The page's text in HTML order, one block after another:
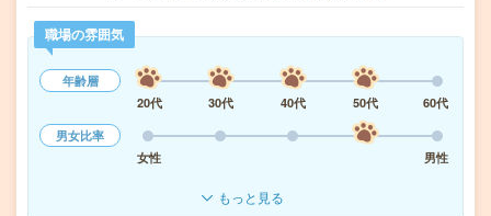
職場の雰囲気
年齢層
20代
30代 40代 50代
60代
男女比率
女性
男性
もっと見る